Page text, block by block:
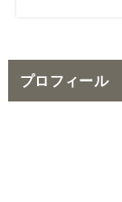
プロフィール